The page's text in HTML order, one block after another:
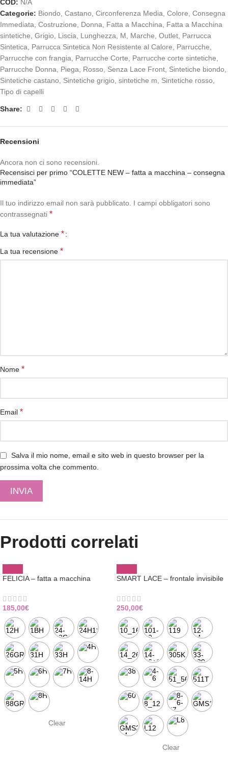
COD: N/A
Categorie: Biondo Castano Circonferenza Media Colore Consegna
Immediata Costruzione Donna Fatta a Macchina
Fatta a Macchina
sintetiche Grigio Liscia Lunghezza M Marche Outlet Parrucca
Sintetica
Parrucca Sintetica Non Resistente al Calore Parrucche
Parrucche con frangia
Parrucche Corte Parrucche corte sintetiche
Parrucche Donna
Piega Rosso Senza Lace Front Sintetiche biondo
Sintetiche castano
Sintetiche grigio sintetiche m Sintetiche rosso
Tipo di capelli
Share:
Recensioni
Ancora non ci sono recensioni.
Recensisci per primo “COLETTE NEW – fatta a macchina – consegna
immediata”
Il tuo indirizzo email non sarà pubblicato.
I campi obbligatori sono
contrassegnati *
La tua valutazione *
La tua recensione *
Nome *
Email *
Salva il mio nome, email e sito web in questo browser per la
prossima volta che commento.
Prodotti correlati
FELICIA – fatta a macchina
185,00€
Clear
SMART LACE – frontale invisibile
250,00€
Clear